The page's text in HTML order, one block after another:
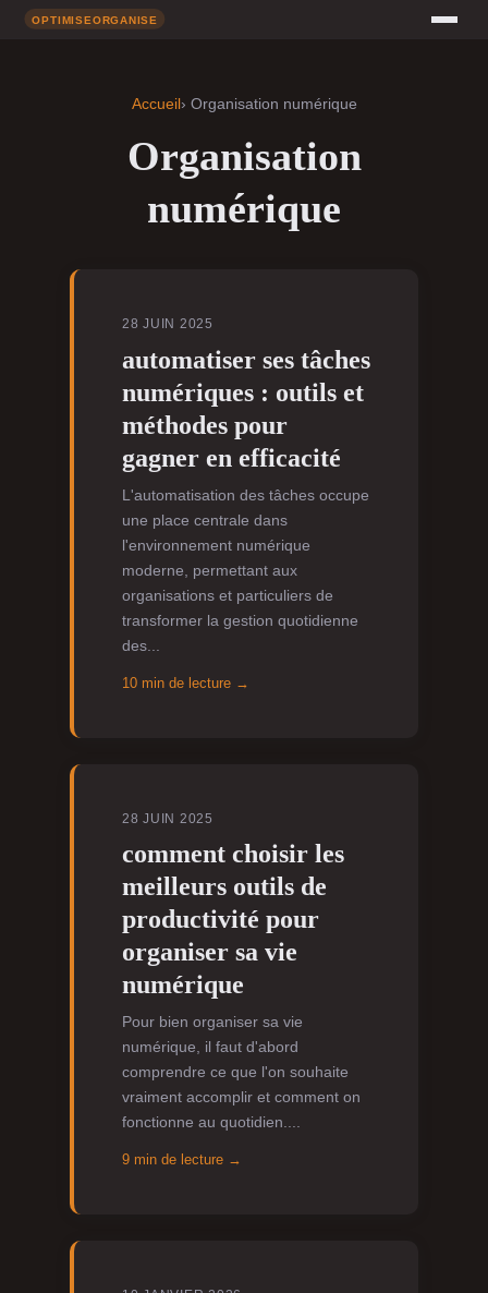
Accueil › Organisation numérique
Organisation
numérique
28 JUIN 2025
automatiser ses tâches
numériques : outils et
méthodes pour
gagner en efficacité
L'automatisation des tâches occupe
une place centrale dans
l'environnement numérique
moderne, permettant aux
organisations et particuliers de
transformer la gestion quotidienne
des...
10 min de lecture →
28 JUIN 2025
comment choisir les
meilleurs outils de
productivité pour
organiser sa vie
numérique
Pour bien organiser sa vie
numérique, il faut d'abord
comprendre ce que l'on souhaite
vraiment accomplir et comment on
fonctionne au quotidien....
9 min de lecture →